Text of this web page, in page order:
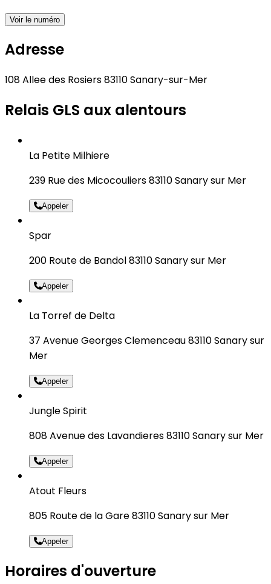
Voir le numéro
Adresse
108 Allee des Rosiers 83110 Sanary-sur-Mer
Relais GLS aux alentours
La Petite Milhiere
239 Rue des Micocouliers 83110 Sanary sur Mer
Appeler
Spar
200 Route de Bandol 83110 Sanary sur Mer
Appeler
La Torref de Delta
37 Avenue Georges Clemenceau 83110 Sanary sur
Mer
Appeler
Jungle Spirit
808 Avenue des Lavandieres 83110 Sanary sur Mer
Appeler
Atout Fleurs
805 Route de la Gare 83110 Sanary sur Mer
Appeler
Horaires d'ouverture